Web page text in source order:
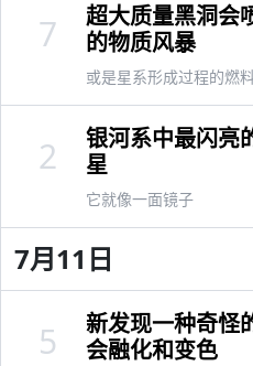
超大质量黑洞会
的物质风暴
或是星系形成过程的燃
7
银河系中最闪亮
星
它就像一面镜子
2
7月11日
新发现一种奇怪
会融化和变色
5